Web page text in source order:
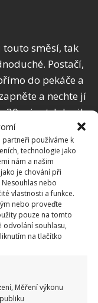
partneři používáme k
technologie jako
nám a našim
je chování při
nebo
vlastnosti a funkce.
nebo proveďte
pouze na tomto
odvolání souhlasu,
na tlačítko
Měření výkonu
touto směsí, tak
Postačí,
do pekáče a
a nechte jí
30 minut. Jakmile
stále ji
na
Budete
povolily a jak
vysoké
které jsou
Jak vidíte,
je doslova